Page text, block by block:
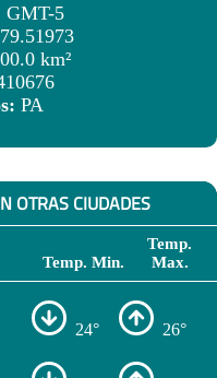
GMT-5
km²
PA
OTRAS CIUDADES
Temp. Min.
Temp.
Max.
24° 26°